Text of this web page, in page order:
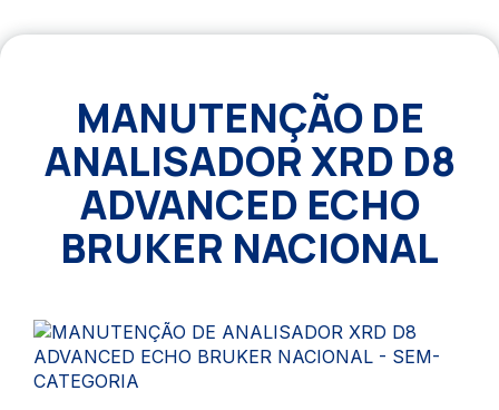
MANUTENÇÃO DE
ANALISADOR XRD D8
ADVANCED ECHO
BRUKER NACIONAL